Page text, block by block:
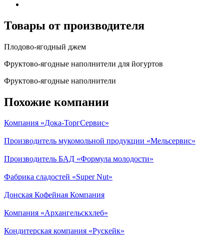
Товары от производителя
Плодово-ягодный джем
Фруктово-ягодные наполнители для йогуртов
Фруктово-ягодные наполнители
Похожие компании
Компания «Дока-ТоргСервис»
Производитель мукомольной продукции «Мельсервис»
Производитель БАД «Формула молодости»
Фабрика сладостей «Super Nut»
Донская Кофейная Компания
Компания «Архангельскхлеб»
Кондитерская компания «Рускейк»